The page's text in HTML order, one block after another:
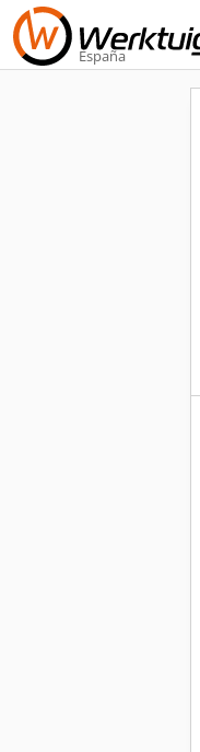
España